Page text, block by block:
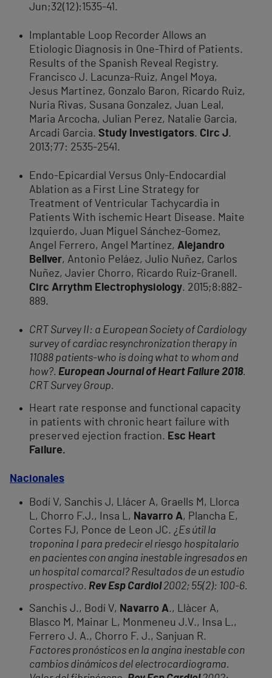
Jun;32(12):1535-41.
Implantable Loop Recorder Allows an
Etiologic Diagnosis in One-Third of Patients.
Results of the Spanish Reveal Registry.
Francisco J. Lacunza-Ruiz, Angel Moya,
Jesus Martinez, Gonzalo Baron, Ricardo Ruiz,
Nuria Rivas, Susana Gonzalez, Juan Leal,
Maria Arcocha, Julian Perez, Natalie Garcia,
Arcadi Garcia. Study Investigators. Circ J.
2013;77: 2535-2541.
Endo-Epicardial Versus Only-Endocardial
Ablation as a First Line Strategy for
Treatment of Ventricular Tachycardia in
Patients With ischemic Heart Disease. Maite
Izquierdo, Juan Miguel Sánchez-Gomez,
Angel Ferrero, Angel Martínez, Alejandro
Bellver, Antonio Peláez, Julio Nuñez, Carlos
Nuñez, Javier Chorro, Ricardo Ruiz-Granell.
Circ Arrythm Electrophysiology. 2015;8:882-
889.
CRT Survey II: a European Society of Cardiology
survey of cardiac resynchronization therapy in
11088 patients-who is doing what to whom and
how?. European Journal of Heart Failure 2018.
CRT Survey Group.
Heart rate response and functional capacity
in patients with chronic heart failure with
preserved ejection fraction. Esc Heart
Failure.
Nacionales
Bodí V, Sanchis J, Llácer A, Graells M, Llorca
L, Chorro F.J., Insa L, Navarro A, Plancha E,
Cortes FJ, Ponce de Leon JC. ¿Es útil la
troponina I para predecir el riesgo hospitalario
en pacientes con angina inestable ingresados en
un hospital comarcal? Resultados de un estudio
prospectivo. Rev Esp Cardiol2002; 55(2): 100-6.
Sanchis J., Bodí V, Navarro A., Llàcer A,
Blasco M, Mainar L, Monmeneu J.V., Insa L.,
Ferrero J. A., Chorro F. J., Sanjuan R.
Factores pronósticos en la angina inestable con
cambios dinámicos del electrocardiograma.